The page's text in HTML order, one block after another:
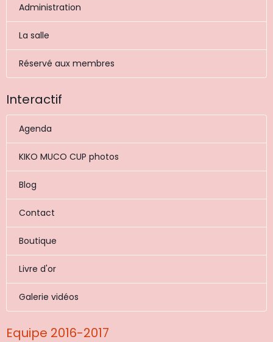
Administration
La salle
Réservé aux membres
Interactif
Agenda
KIKO MUCO CUP photos
Blog
Contact
Boutique
Livre d'or
Galerie vidéos
Equipe 2016-2017